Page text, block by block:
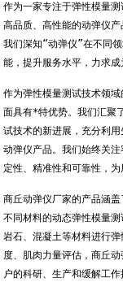
作为一家专注于弹性模量
高品质、高性能的动弹仪
我们深知“动弹仪”在不同
能，提升服务水平，力求成
作为弹性模量测试技术领
面具有*特优势。我们汇聚
试技术的新进展，充分利
动弹仪产品。我们始终关
定性、精准性和可靠性，为
商丘动弹仪厂家的产品涵
不同材料的动态弹性模量
岩石、混凝土等材料进行
度、肌肉力量评估，商丘
户的科研、生产和缓解工作